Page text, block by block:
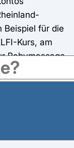
Beispiel für die
Kurs, am
Babymassage